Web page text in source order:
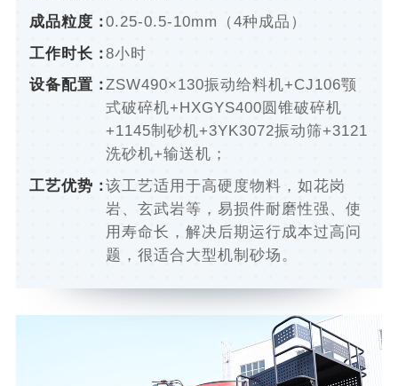
成品粒度：0.25-0.5-10mm（4种成品）
工作时长：8小时
设备配置：ZSW490×130振动给料机+CJ106颚
式破碎机+HXGYS400圆锥破碎机
+1145制砂机+3YK3072振动筛+3121
洗砂机+输送机；
工艺优势：该工艺适用于高硬度物料，如花岗
岩、玄武岩等，易损件耐磨性强、使
用寿命长，解决后期运行成本过高问
题，很适合大型机制砂场。